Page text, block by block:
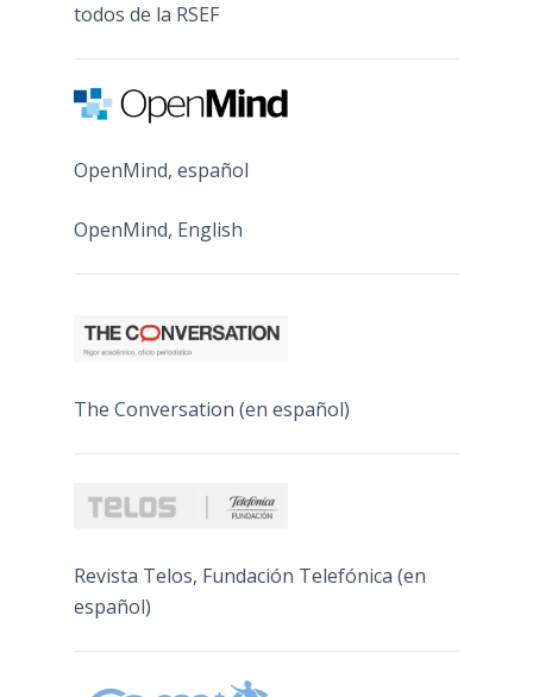
todos de la RSEF
OpenMind, español
OpenMind, English
The Conversation (en español)
Revista Telos, Fundación Telefónica (en
español)